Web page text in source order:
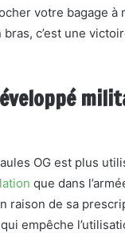
votre bagage à
c’est une
OG est plus
que dans
raison de sa
empêche